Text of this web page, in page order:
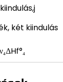
két kiindulás